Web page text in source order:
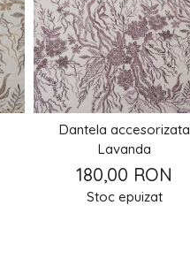
Dantela accesorizata
Lavanda
180,00 RON
Stoc epuizat